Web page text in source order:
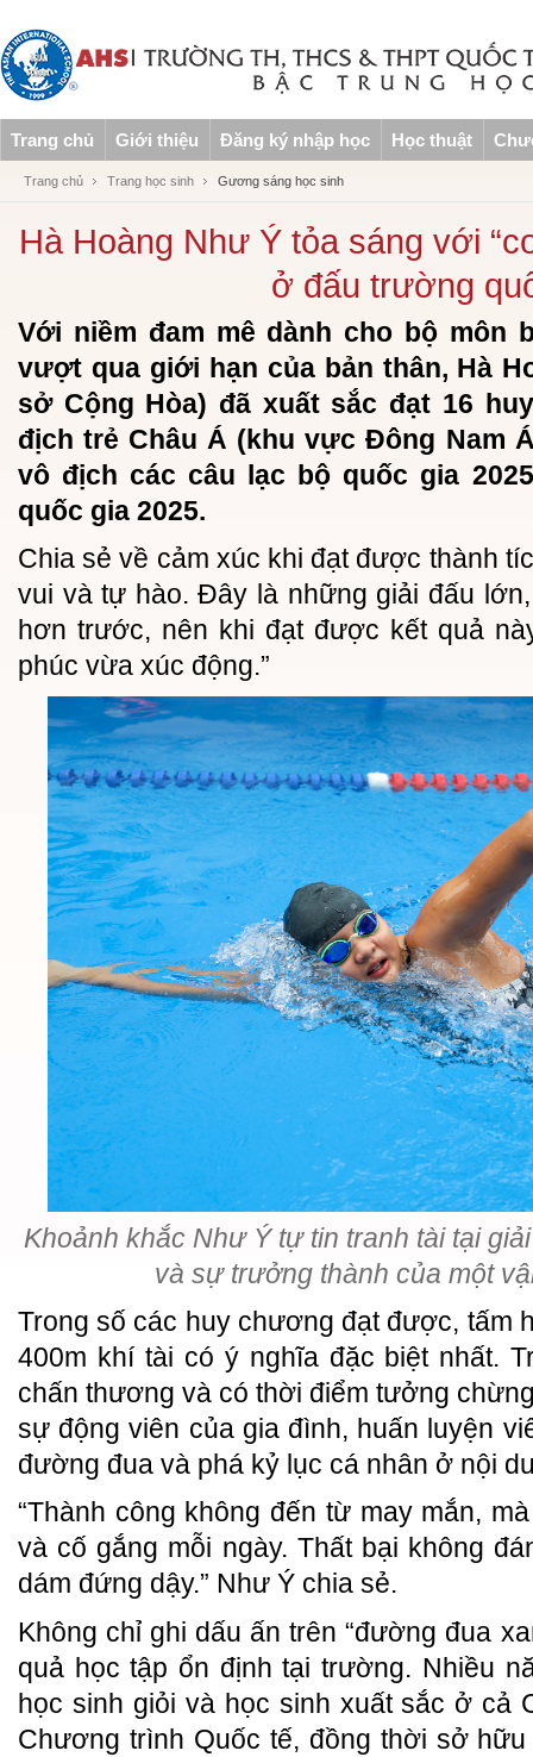
Trang chủ Giới thiệu Đăng ký nhập học Học thuật
Trang chủ Trang học sinh Gương sáng học sinh
Hà Hoàng Như Ý tỏa sáng với
ở đấu trường
Với niềm đam mê dành cho bộ môn
vượt qua giới hạn của bản thân, Hà
sở Cộng Hòa) đã xuất sắc đạt 16
địch trẻ Châu Á (khu vực Đông Nam
vô địch các câu lạc bộ quốc gia
quốc gia 2025.
Chia sẻ về cảm xúc khi đạt được thành
vui và tự hào. Đây là những giải đấu
hơn trước, nên khi đạt được kết quả
phúc vừa xúc động.”
Khoảnh khắc Như Ý tự tin tranh tài tại
và sự trưởng thành của một
Trong số các huy chương đạt được, tấm
400m khí tài có ý nghĩa đặc biệt nhất.
chấn thương và có thời điểm tưởng
sự động viên của gia đình, huấn luyện
đường đua và phá kỷ lục cá nhân ở nội
“Thành công không đến từ may mắn,
và cố gắng mỗi ngày. Thất bại không
dám đứng dậy.” Như Ý chia sẻ.
Không chỉ ghi dấu ấn trên “đường đua
quả học tập ổn định tại trường. Nhiều
học sinh giỏi và học sinh xuất sắc ở cả
Chương trình Quốc tế, đồng thời sở